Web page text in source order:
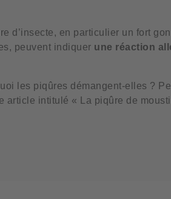
d’insecte, en particulier un fort
peuvent indiquer une réaction
les piqûres démangent-elles ?
article intitulé « La piqûre de